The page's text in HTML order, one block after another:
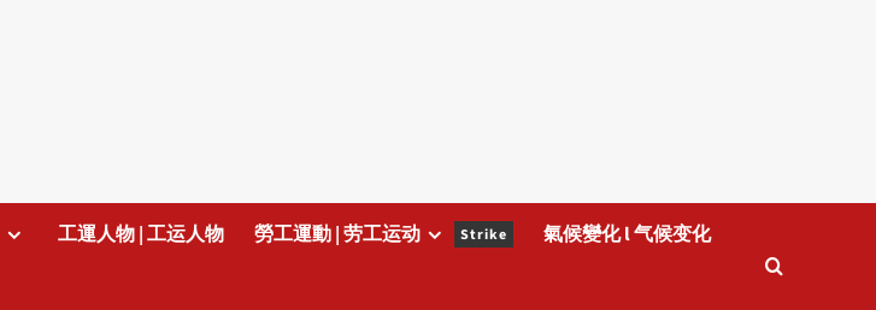
工運人物 | 工运人物 勞工運動 | 劳工运动 Strike 氣候變化 l 气候变化